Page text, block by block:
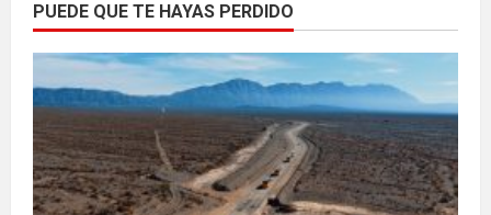
PUEDE QUE TE HAYAS PERDIDO